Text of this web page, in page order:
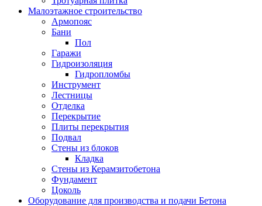
Малоэтажное строительство
Армопояс
Бани
Пол
Гаражи
Гидроизоляция
Гидропломбы
Инструмент
Лестницы
Отделка
Перекрытие
Плиты перекрытия
Подвал
Стены из блоков
Кладка
Стены из Керамзитобетона
Фундамент
Цоколь
Оборудование для производства и подачи Бетона